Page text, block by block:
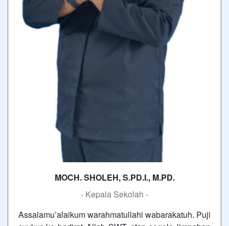
MOCH. SHOLEH, S.PD.I., M.PD.
- Kepala Sekolah -
Assalamu’alaikum warahmatullahi wabarakatuh. Puji